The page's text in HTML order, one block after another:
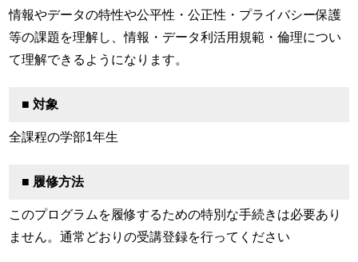
情報やデータの特性や公平性・公正性・プライバシー保護
等の課題を理解し、情報・データ利活用規範・倫理につい
て理解できるようになります。
■ 対象
全課程の学部1年生
■ 履修方法
このプログラムを履修するための特別な手続きは必要あり
ません。通常どおりの受講登録を行ってください